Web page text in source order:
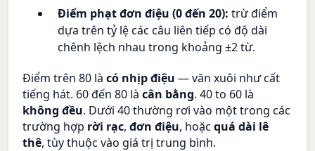
Điểm phạt đơn điệu (0 đến 20): trừ điểm
dựa trên tỷ lệ các câu liên tiếp có độ dài
chênh lệch nhau trong khoảng ±2 từ.
Điểm trên 80 làcó nhịp điệu — văn xuôi như cất
tiếng hát. 60 đến 80 làcân bằng. 40 to 60 là
không đều. Dưới 40 thường rơi vào một trong các
trường hợp rời rạc,đơn điệu, hoặcquá dài lê
thê, tùy thuộc vào giá trị trung bình.